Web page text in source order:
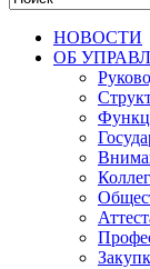
НОВОСТИ
ОБ